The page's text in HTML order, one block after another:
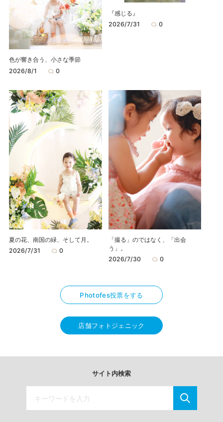
色が響き合う、小さな季節
2026/8/1
0
『感じる』
2026/7/31
0
夏の花、南国の緑、そして月。
2026/7/31
0
「撮る」のではなく、「出会
う」。
2026/7/30
0
Photofes投票をする
店舗フォトジェニック
サイト内検索